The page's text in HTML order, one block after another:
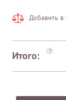
Добавить в
Итого: ?